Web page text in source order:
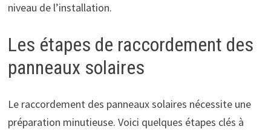
niveau de l’installation.
Les étapes de raccordement des
panneaux solaires
Le raccordement des panneaux solaires nécessite une
préparation minutieuse. Voici quelques étapes clés à